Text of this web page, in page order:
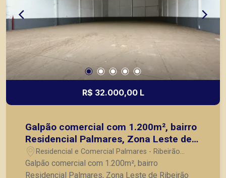
R$ 32.000,00 L
Galpão comercial com 1.200m², bairro
Residencial Palmares, Zona Leste de
Ribeirão Preto/SP.
Residencial e Comercial Palmares - Ribeirão
Preto/SP
Galpão comercial com 1.200m², bairro
Residencial Palmares, Zona Leste de Ribeirão